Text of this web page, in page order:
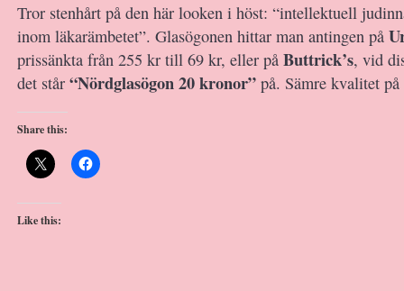
Tror stenhårt på den här looken i höst: “intellektuell
inom läkarämbetet”. Glasögonen hittar man antingen på
prissänkta från 255 kr till 69 kr, eller på Buttrick’s, vid
det står “Nördglasögon 20 kronor” på. Sämre kvalitet
Share this:
Like this: